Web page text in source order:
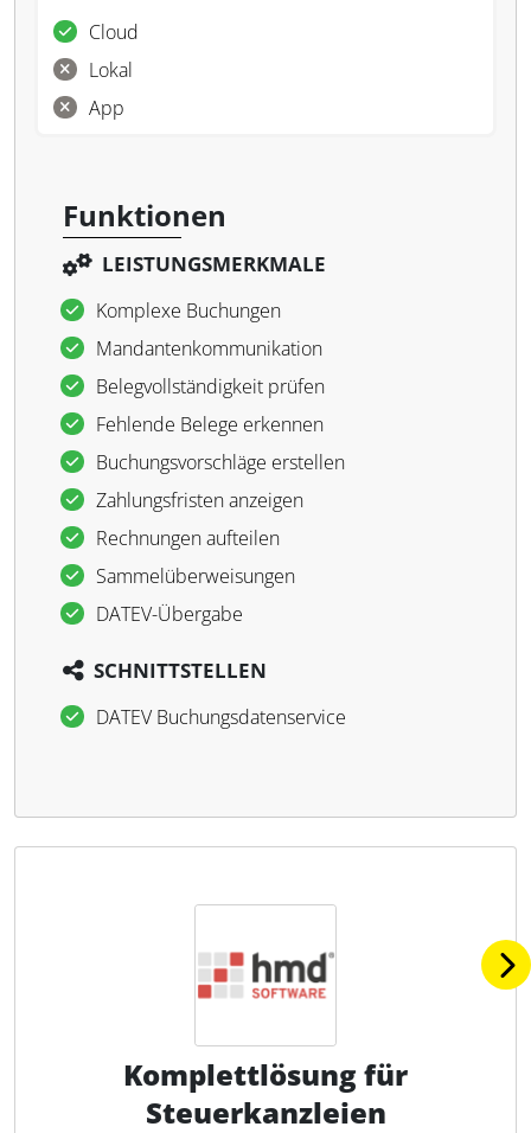
Cloud
Lokal
App
Funktionen
LEISTUNGSMERKMALE
Komplexe Buchungen
Mandantenkommunikation
Belegvollständigkeit prüfen
Fehlende Belege erkennen
Buchungsvorschläge erstellen
Zahlungsfristen anzeigen
Rechnungen aufteilen
Sammelüberweisungen
DATEV-Übergabe
SCHNITTSTELLEN
DATEV Buchungsdatenservice
Komplettlösung für
Steuerkanzleien